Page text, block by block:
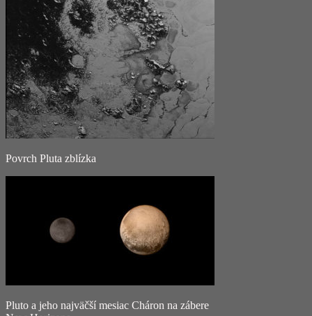
Povrch Pluta zblízka
Pluto a jeho najväčší mesiac Cháron na zábere